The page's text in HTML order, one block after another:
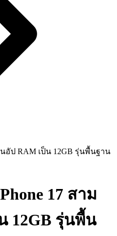
อัป RAM เป็น 12GB รุ่นพื้นฐาน
17 สาม
12GB รุ่นพื้น